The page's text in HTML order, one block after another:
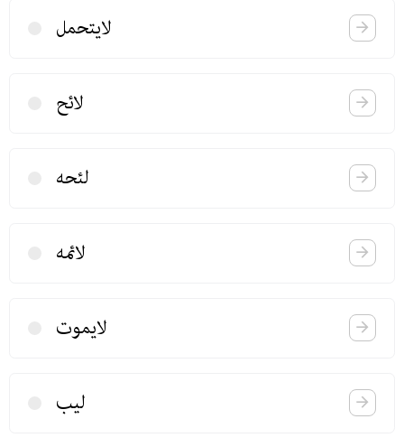
لایتحمل
لائح
لئحه
لائمه
لا‌یموت
لیب